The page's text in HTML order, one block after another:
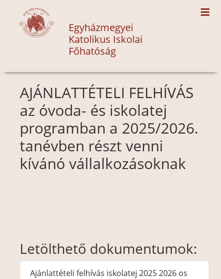
Egyházmegyei
Katolikus Iskolai
Főhatóság
AJÁNLATTÉTELI FELHÍVÁS
az óvoda- és iskolatej
programban a 2025/2026.
tanévben részt venni
kívánó vállalkozásoknak
Letölthető dokumentumok:
Ajánlattételi felhívás iskolatej 2025 2026 os